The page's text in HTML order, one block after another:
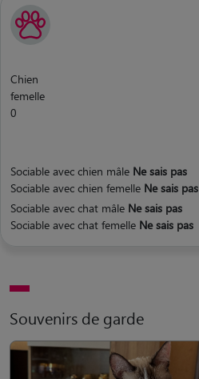
Chien
femelle
0
Sociable avec chien mâle Ne sais pas
Sociable avec chien femelle Ne sais pas
Sociable avec chat mâle Ne sais pas
Sociable avec chat femelle Ne sais pas
Souvenirs de garde